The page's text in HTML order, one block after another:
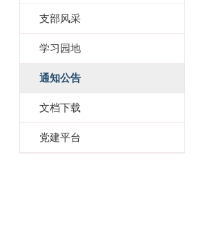
支部风采
学习园地
通知公告
文档下载
党建平台